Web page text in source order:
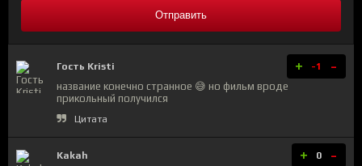
Отправить
Гость Kristi + -1 -
название конечно странное 😅 но фильм вроде
прикольный получился
Цитата
Kakah + 0 -